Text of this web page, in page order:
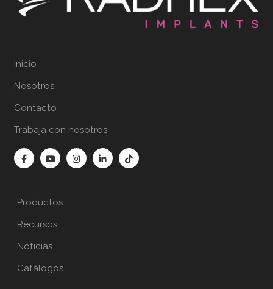
Inicio
Nosotros
Contacto
Trabaja con nosotros
Productos
Recursos
Noticias
Catálogos